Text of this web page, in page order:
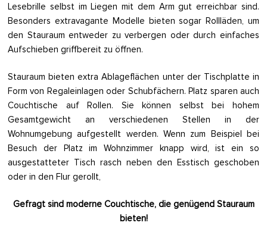
Lesebrille selbst im Liegen mit dem Arm gut erreichbar sind.
Besonders extravagante Modelle bieten sogar Rollläden, um
den Stauraum entweder zu verbergen oder durch einfaches
Aufschieben griffbereit zu öffnen.
Stauraum bieten extra Ablageflächen unter der Tischplatte in
Form von Regaleinlagen oder Schubfächern. Platz sparen auch
Couchtische auf Rollen. Sie können selbst bei hohem
Gesamtgewicht an verschiedenen Stellen in der
Wohnumgebung aufgestellt werden. Wenn zum Beispiel bei
Besuch der Platz im Wohnzimmer knapp wird, ist ein so
ausgestatteter Tisch rasch neben den Esstisch geschoben
oder in den Flur gerollt,
Gefragt sind moderne Couchtische, die genügend Stauraum
bieten!